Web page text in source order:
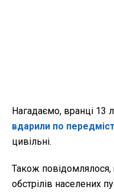
Нагадаємо, вранці 13
вдарили по
цивільні.
Також
обстрілів населених